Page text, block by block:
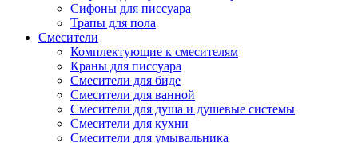
Сифоны для писсуара
Трапы для пола
Смесители
Комплектующие к смесителям
Краны для писсуара
Смесители для биде
Смесители для ванной
Смесители для душа и душевые системы
Смесители для кухни
Смесители для умывальника